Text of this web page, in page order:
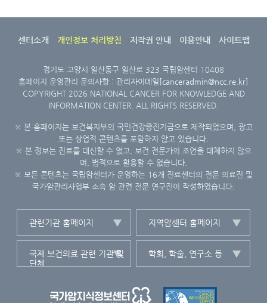
센터소개 개인정보 처리방침 저작권 안내 이용안내 사이트맵
경기도 고양시 일산동구 일산로 323 국립암센터 10408
홈페이지 운영관리 문의사항 : 관리자이메일[canceradmin@ncc.re.kr]
COPYRIGHT 2026 NATIONAL CANCER FOR KNOWLEDGE AND
INFORMATION CENTER. ALL RIGHTS RESERVED.
※ 본 홈페이지는 보건복지부의 국민건강증진기금으로 제작되었으며, 광고
또는 상업적 콘텐츠를 포함하지 않고 있습니다.
※ 본 정보는 진료를 대신할 수 없고, 보건 전문가의 조언을 대체하지 않으
며, 법적으로 활용할 수 없습니다.
※ 모든 콘텐츠는 국립암센터가 운영하는 16개 진료센터의 전문 의료진 및
국가암관리사업부 소속 암 관련 전문 연구진이 작성하였습니다.
관련기관 홈페이지 지역암센터 홈페이지
국제 보건의료 관련 기관 및
단체
학회, 학술, 연구소 등